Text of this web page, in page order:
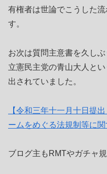
有権者は世論でこうした
す。
お次は質問主意書を久しぶ
立憲民主党の青山大人と
出されていました。
【令和三年十一月十日
ームをめぐる法規制等に関
ブログ主もRMTやガチャ